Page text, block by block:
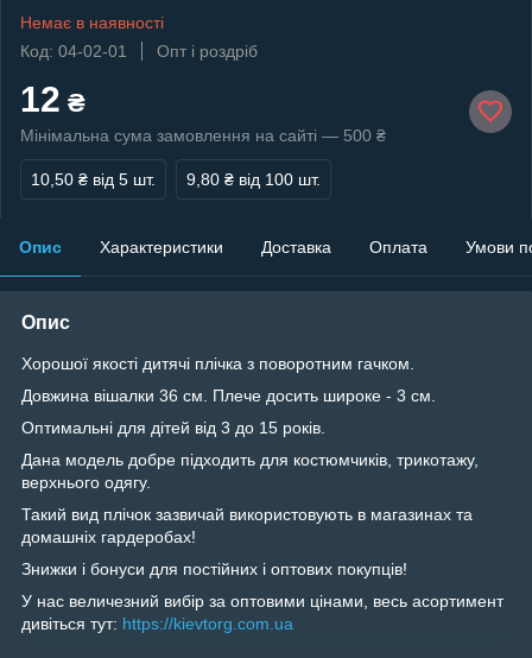
Немає в наявності
Код: 04-02-01
Опт і роздріб
12 ₴
Мінімальна сума замовлення на сайті — 500 ₴
10,50 ₴ від 5 шт. 9,80 ₴ від 100 шт.
Опис Характеристики Доставка Оплата Умови
Опис
Хорошої якості дитячі плічка з поворотним гачком.
Довжина вішалки 36 см. Плече досить широке - 3 см.
Оптимальні для дітей від 3 до 15 років.
Дана модель добре підходить для костюмчиків, трикотажу,
верхнього одягу.
Такий вид плічок зазвичай використовують в магазинах та
домашніх гардеробах!
Знижки і бонуси для постійних і оптових покупців!
У нас величезний вибір за оптовими цінами, весь асортимент
дивіться тут: https://kievtorg.com.ua